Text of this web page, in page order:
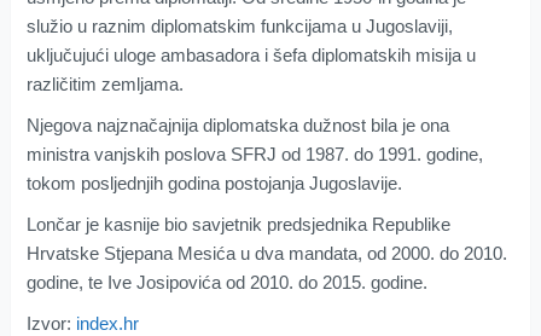
služio u raznim diplomatskim funkcijama u Jugoslaviji,
uključujući uloge ambasadora i šefa diplomatskih misija u
različitim zemljama.
Njegova najznačajnija diplomatska dužnost bila je ona
ministra vanjskih poslova SFRJ od 1987. do 1991. godine,
tokom posljednjih godina postojanja Jugoslavije.
Lončar je kasnije bio savjetnik predsjednika Republike
Hrvatske Stjepana Mesića u dva mandata, od 2000. do 2010.
godine, te Ive Josipovića od 2010. do 2015. godine.
Izvor: index.hr